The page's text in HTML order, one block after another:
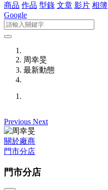
商品 作品 型錄 文章 影片 相簿
Google
周幸旻
最新動態
Previous Next
關於廠商
門市分店
門市分店